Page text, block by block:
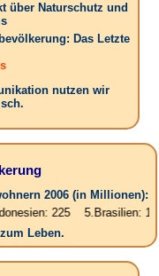
über Naturschutz und
Das Letzte
nutzen wir
2006 (in Millionen):
225 5.Brasilien: 187
Leben.